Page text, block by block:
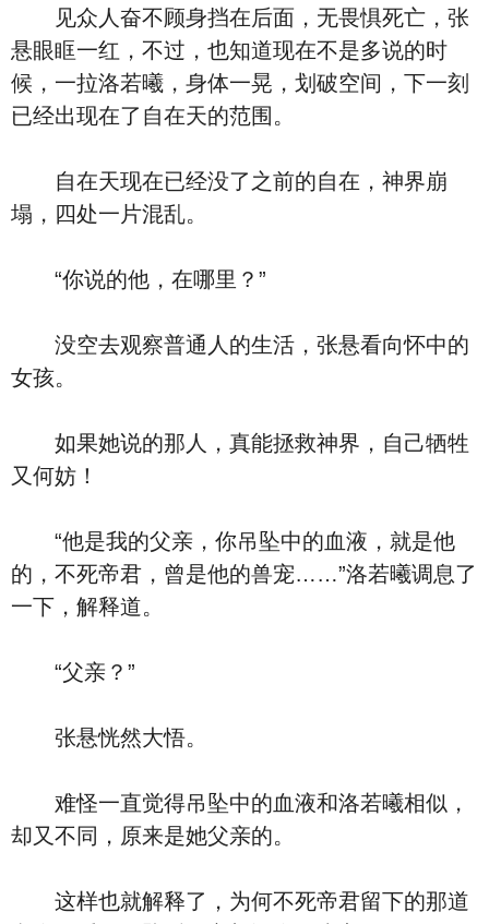
见众人奋不顾身挡在后面，无畏惧死亡，张
悬眼眶一红，不过，也知道现在不是多说的时
候，一拉洛若曦，身体一晃，划破空间，下一刻
已经出现在了自在天的范围。
自在天现在已经没了之前的自在，神界崩
塌，四处一片混乱。
“你说的他，在哪里？”
没空去观察普通人的生活，张悬看向怀中的
女孩。
如果她说的那人，真能拯救神界，自己牺牲
又何妨！
“他是我的父亲，你吊坠中的血液，就是他
的，不死帝君，曾是他的兽宠……”洛若曦调息了
一下，解释道。
“父亲？”
张悬恍然大悟。
难怪一直觉得吊坠中的血液和洛若曦相似，
却又不同，原来是她父亲的。
这样也就解释了，为何不死帝君留下的那道